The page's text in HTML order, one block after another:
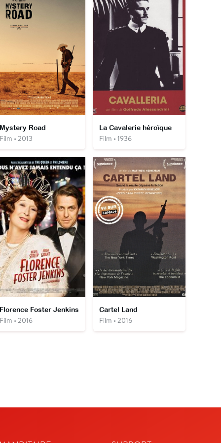
Road
• 2013
La Cavalerie héroïque
Film • 1936
Foster Jenkins
• 2016
Cartel Land
Film • 2016